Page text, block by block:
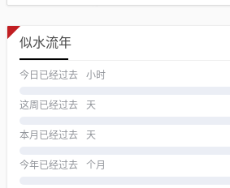
似水流年
今日已经过去 小时
这周已经过去 天
本月已经过去 天
今年已经过去 个月